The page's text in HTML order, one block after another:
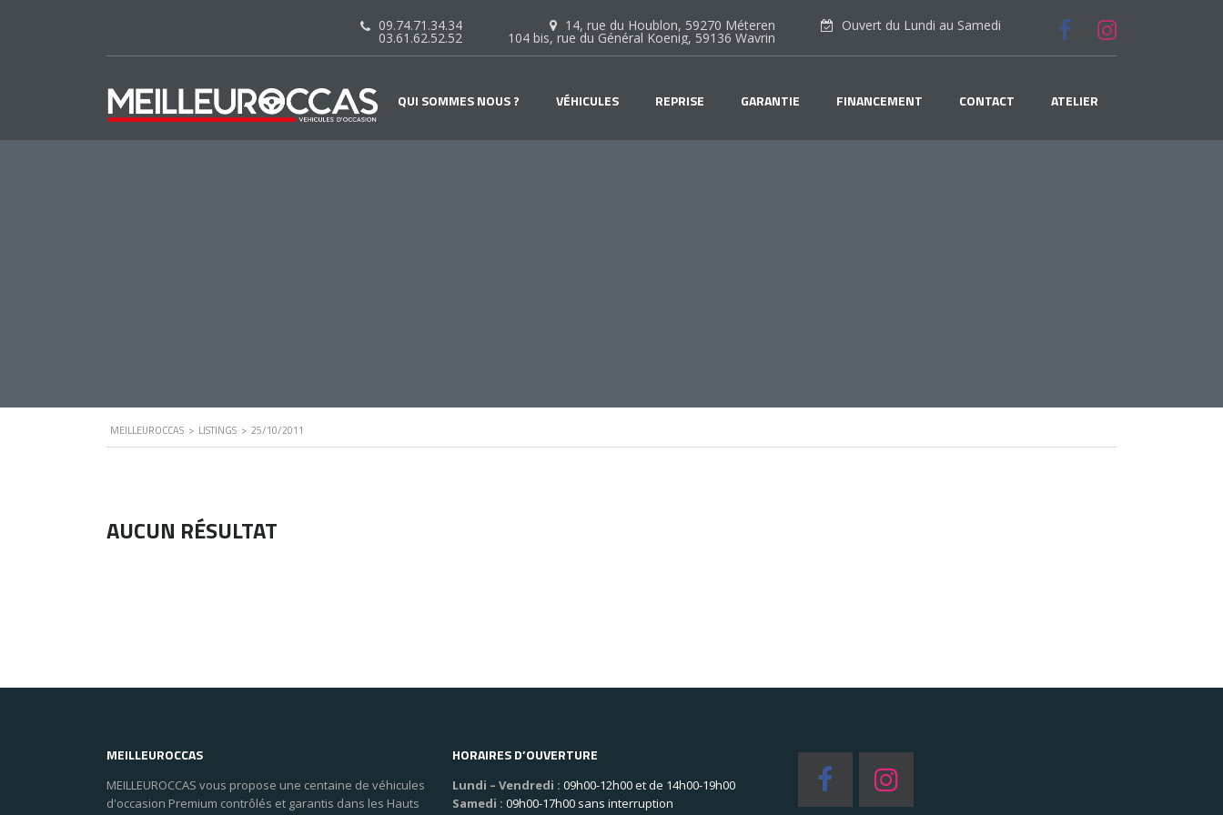
Ouvert du Lundi au Samedi
14, rue du Houblon, 59270 Méteren
104 bis, rue du Général Koenig, 59136 Wavrin
09.74.71.34.34
03.61.62.52.52
QUI SOMMES NOUS ? VÉHICULES REPRISE GARANTIE FINANCEMENT CONTACT ATELIER
MEILLEUROCCAS > LISTINGS > 25/10/2011
AUCUN RÉSULTAT
MEILLEUROCCAS
MEILLEUROCCAS vous propose une centaine de véhicules
d'occasion Premium contrôlés et garantis dans les Hauts
HORAIRES D’OUVERTURE
Lundi – Vendredi : 09h00-12h00 et de 14h00-19h00
Samedi : 09h00-17h00 sans interruption